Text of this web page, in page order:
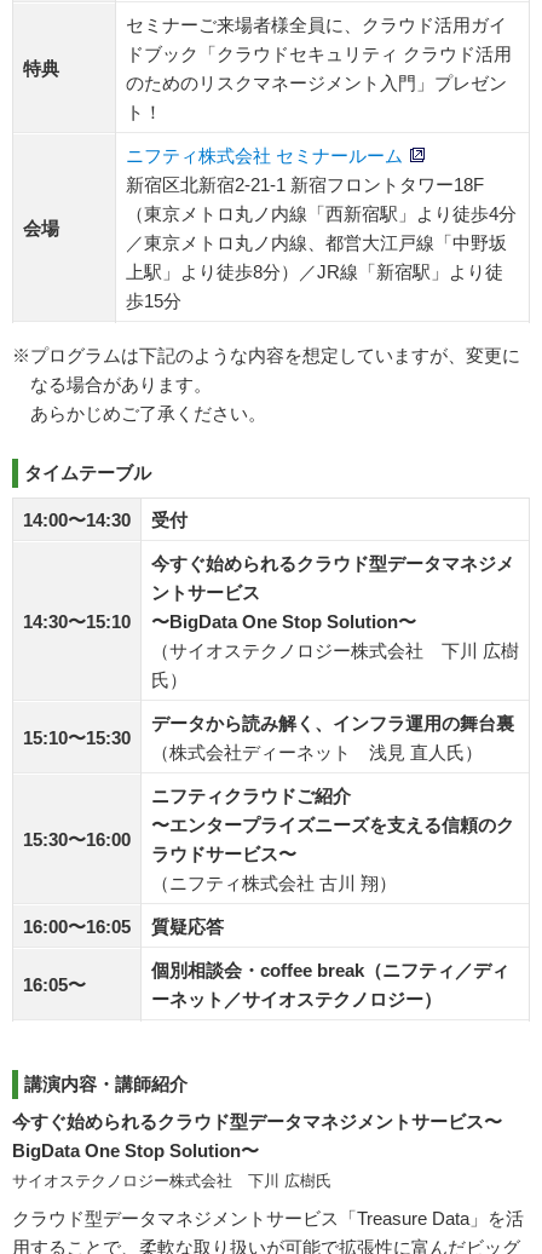
特典
セミナーご来場者様全員に、クラウド活用ガイ
ドブック「クラウドセキュリティ クラウド活用
のためのリスクマネージメント入門」プレゼン
ト！
会場
ニフティ株式会社 セミナールーム
新宿区北新宿2-21-1 新宿フロントタワー18F
（東京メトロ丸ノ内線「西新宿駅」より徒歩4分
／東京メトロ丸ノ内線、都営大江戸線「中野坂
上駅」より徒歩8分）／JR線「新宿駅」より徒
歩15分
※プログラムは下記のような内容を想定していますが、変更に
なる場合があります。
あらかじめご了承ください。
タイムテーブル
14:00〜14:30 受付
14:30〜15:10
今すぐ始められるクラウド型データマネジメ
ントサービス
〜BigData One Stop Solution〜
（サイオステクノロジー株式会社 下川 広樹
氏）
15:10〜15:30
データから読み解く、インフラ運用の舞台裏
（株式会社ディーネット 浅見 直人氏）
15:30〜16:00
ニフティクラウドご紹介
〜エンタープライズニーズを支える信頼のク
ラウドサービス〜
（ニフティ株式会社 古川 翔）
16:00〜16:05 質疑応答
16:05〜
個別相談会・coffee break（ニフティ／ディ
ーネット／サイオステクノロジー）
講演内容・講師紹介
今すぐ始められるクラウド型データマネジメントサービス〜
BigData One Stop Solution〜
サイオステクノロジー株式会社 下川 広樹氏
クラウド型データマネジメントサービス「Treasure Data」を活
用することで、柔軟な取り扱いが可能で拡張性に富んだビッグ